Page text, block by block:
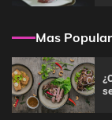
Mas